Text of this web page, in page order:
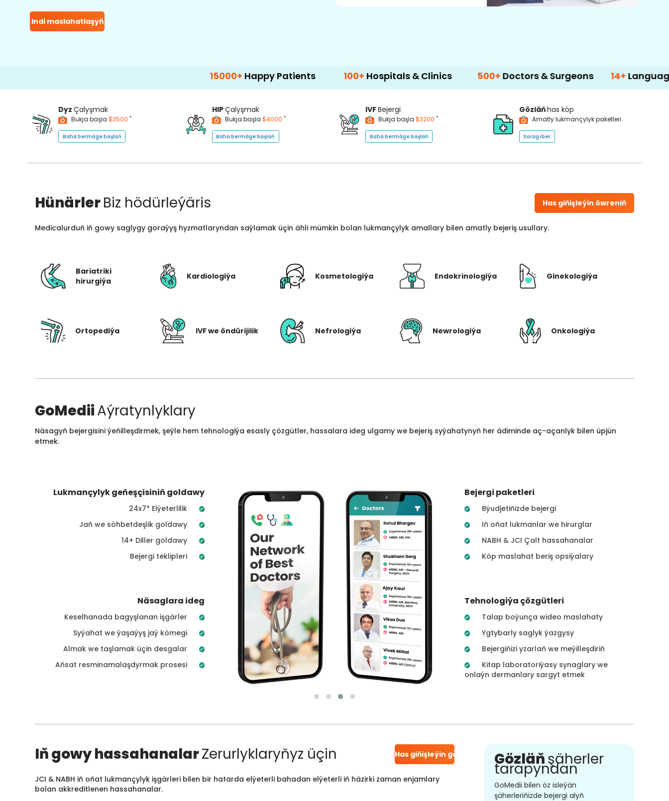
Indi maslahatlaşyň
Happy Patients 100+ Hospitals & Clinics 500+ Doctors & Surgeons 14+Language Support
Dyz Çalyşmak
Bukja başla $3500 *
Baha bermäge başlaň
HIPÇalyşmak
Bukja başla $4000 *
Baha bermäge başlaň
IVFBejergi
Bukja başla $3200 *
Baha bermäge başlaň
Gözläňhas köp
Amatly lukmançylyk paketleri
Sorag iber
HünärlerBiz hödürleýäris Has giňişleýin öwreniň
Medicalurduň iň gowy saglygy goraýyş hyzmatlaryndan saýlamak üçin ähli mümkin bolan lukmançylyk amallary bilen amatly bejeriş usullary.
Bariatriki
hirurgiýa
Kardiologiýa Kosmetologiýa Endokrinologiýa Ginekologiýa
Ortopediýa IVF we öndürijilik Nefrologiýa Newrologiýa Onkologiýa
GoMediiAýratynlyklary
Näsagyň bejergisini ýeňilleşdirmek, şeýle hem tehnologiýa esasly çözgütler, hassalara ideg ulgamy we bejeriş syýahatynyň her ädiminde aç-açanlyk bilen üpjün
etmek.
Lukmançylyk geňeşçisiniň goldawy
24x7* Elýeterlilik
Jaň we söhbetdeşlik goldawy
14+ Diller goldawy
Bejergi teklipleri
Näsaglara ideg
Keselhanada bagyşlanan işgärler
Syýahat we ýaşaýyş jaý kömegi
Almak we taşlamak üçin desgalar
Aňsat resminamalaşdyrmak prosesi
Bejergi paketleri
Býudjetiňizde bejergi
Iň oňat lukmanlar we hirurglar
NABH & JCI Çalt hassahanalar
Köp maslahat beriş opsiýalary
Tehnologiýa çözgütleri
Talap boýunça wideo maslahaty
Ygtybarly saglyk ýazgysy
Bejergiňizi yzarlaň we meýilleşdiriň
Kitap laboratoriýasy synaglary we
onlaýn dermanlary sargyt etmek
Iň gowy hassahanalarZerurlyklaryňyz üçin Has giňişleýin gör
JCI & NABH iň oňat lukmançylyk işgärleri bilen bir hatarda elýeterli bahadan elýeterli iň häzirki zaman enjamlary
bolan akkreditlenen hassahanalar.
Gözläňşäherler
tarapyndan
GoMedii bilen öz isleýän
şäherleriňizde bejergi alyň